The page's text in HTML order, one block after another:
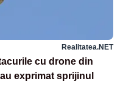
Realitatea.NET
cu drone din
exprimat sprijinul